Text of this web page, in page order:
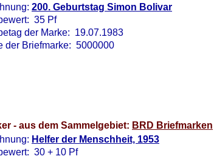
200. Geburtstag Simon Bolivar
35 Pf
der Marke: 19.07.1983
der Briefmarke: 5000000
- aus dem Sammelgebiet: BRD Briefmarken
Helfer der Menschheit, 1953
30 + 10 Pf